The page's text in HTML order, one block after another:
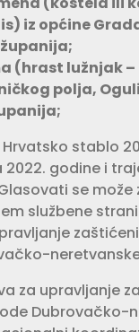
iz općine
(hrast lužnjak –
polja,
stablo
2022. godine i
se može
službene
za upravljanje
Dubrovačko-